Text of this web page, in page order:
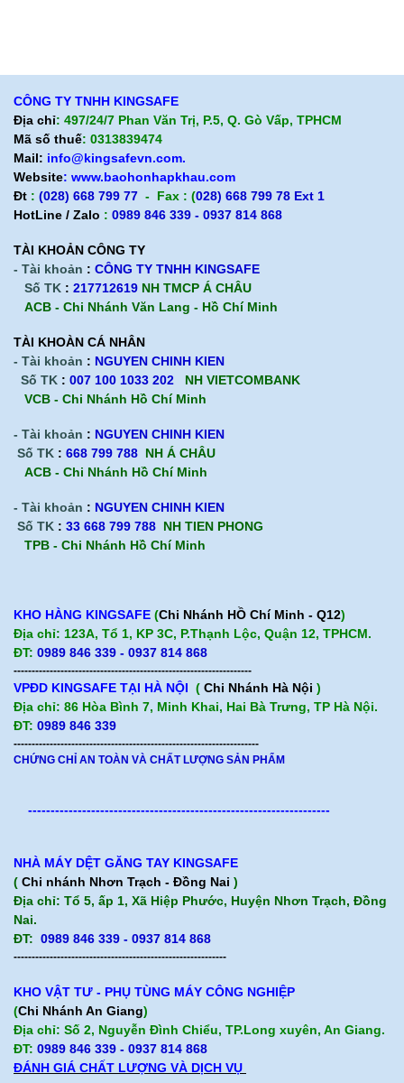
CÔNG TY TNHH KINGSAFE
Địa chỉ: 497/24/7 Phan Văn Trị, P.5, Q. Gò Vấp, TPHCM
Mã số thuế: 0313839474
Mail: info@kingsafevn.com.
Website: www.baohonhapkhau.com
Đt : (028) 668 799 77 - Fax : (028) 668 799 78 Ext 1
HotLine / Zalo : 0989 846 339 - 0937 814 868
TÀI KHOẢN CÔNG TY
- Tài khoản : CÔNG TY TNHH KINGSAFE
Số TK : 217712619 NH TMCP Á CHÂU
ACB - Chi Nhánh Văn Lang - Hồ Chí Minh
TÀI KHOÀN CÁ NHÂN
- Tài khoản : NGUYEN CHINH KIEN
Số TK : 007 100 1033 202
NH VIETCOMBANK
VCB - Chi Nhánh Hồ Chí Minh
- Tài khoản : NGUYEN CHINH KIEN
Số TK : 668 799 788 NH Á CHÂU
ACB - Chi Nhánh Hồ Chí Minh
- Tài khoản : NGUYEN CHINH KIEN
Số TK : 33 668 799 788 NH TIEN PHONG
TPB - Chi Nhánh Hồ Chí Minh
KHO HÀNG KINGSAFE (Chi Nhánh HỒ Chí Minh - Q12)
Địa chỉ: 123A, Tổ 1, KP 3C, P.Thạnh Lộc, Quận 12, TPHCM.
ĐT: 0989 846 339 - 0937 814 868
------------------------------------------------------------------
VPĐD KINGSAFE TẠI HÀ NỘI ( Chi Nhánh Hà Nội )
Địa chỉ: 86 Hòa Bình 7, Minh Khai, Hai Bà Trưng, TP Hà Nội.
ĐT: 0989 846 339
--------------------------------------------------------------------
CHỨNG CHỈ AN TOÀN VÀ CHẤT LƯỢNG SẢN PHẨM
-------------------------------------------------------------------
NHÀ MÁY DỆT GĂNG TAY KINGSAFE
( Chi nhánh Nhơn Trạch - Đồng Nai )
Địa chỉ: Tổ 5, ấp 1, Xã Hiệp Phước, Huyện Nhơn Trạch, Đồng
Nai.
ĐT: 0989 846 339 - 0937 814 868
-----------------------------------------------------------
KHO VẬT TƯ - PHỤ TÙNG MÁY CÔNG NGHIỆP
(Chi Nhánh An Giang)
Địa chỉ: Số 2, Nguyễn Đình Chiểu, TP.Long xuyên, An Giang.
ĐT: 0989 846 339 - 0937 814 868
ĐÁNH GIÁ CHẤT LƯỢNG VÀ DỊCH VỤ